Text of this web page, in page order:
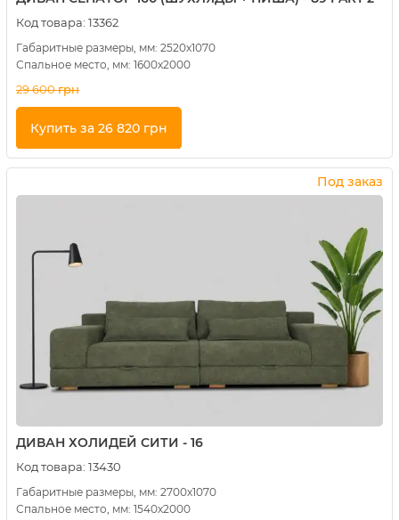
Код товара: 13362
Габаритные размеры, мм: 2520х1070
Спальное место, мм: 1600х2000
29 600грн
Купить за 26 820 грн
Купить в 1 клик
Под заказ
ДИВАН ХОЛИДЕЙ СИТИ - 16
Код товара: 13430
Габаритные размеры, мм: 2700х1070
Спальное место, мм: 1540х2000